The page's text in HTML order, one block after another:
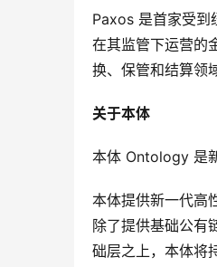
Paxos 是首家受
在其监管下运营的
换、保管和结算领
关于本体
本体 Ontology 是
本体提供新一代高
除了提供基础公有
础层之上，本体将